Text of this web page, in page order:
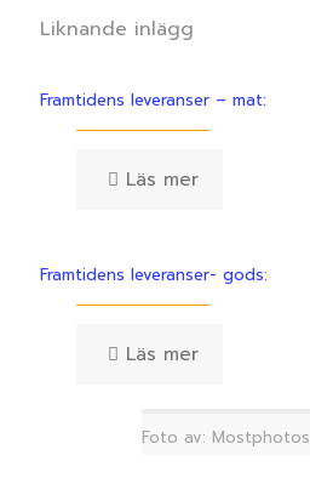
Liknande inlägg
Framtidens leveranser – mat:
Läs mer
Framtidens leveranser- gods:
Läs mer
Foto av: Mostphotos